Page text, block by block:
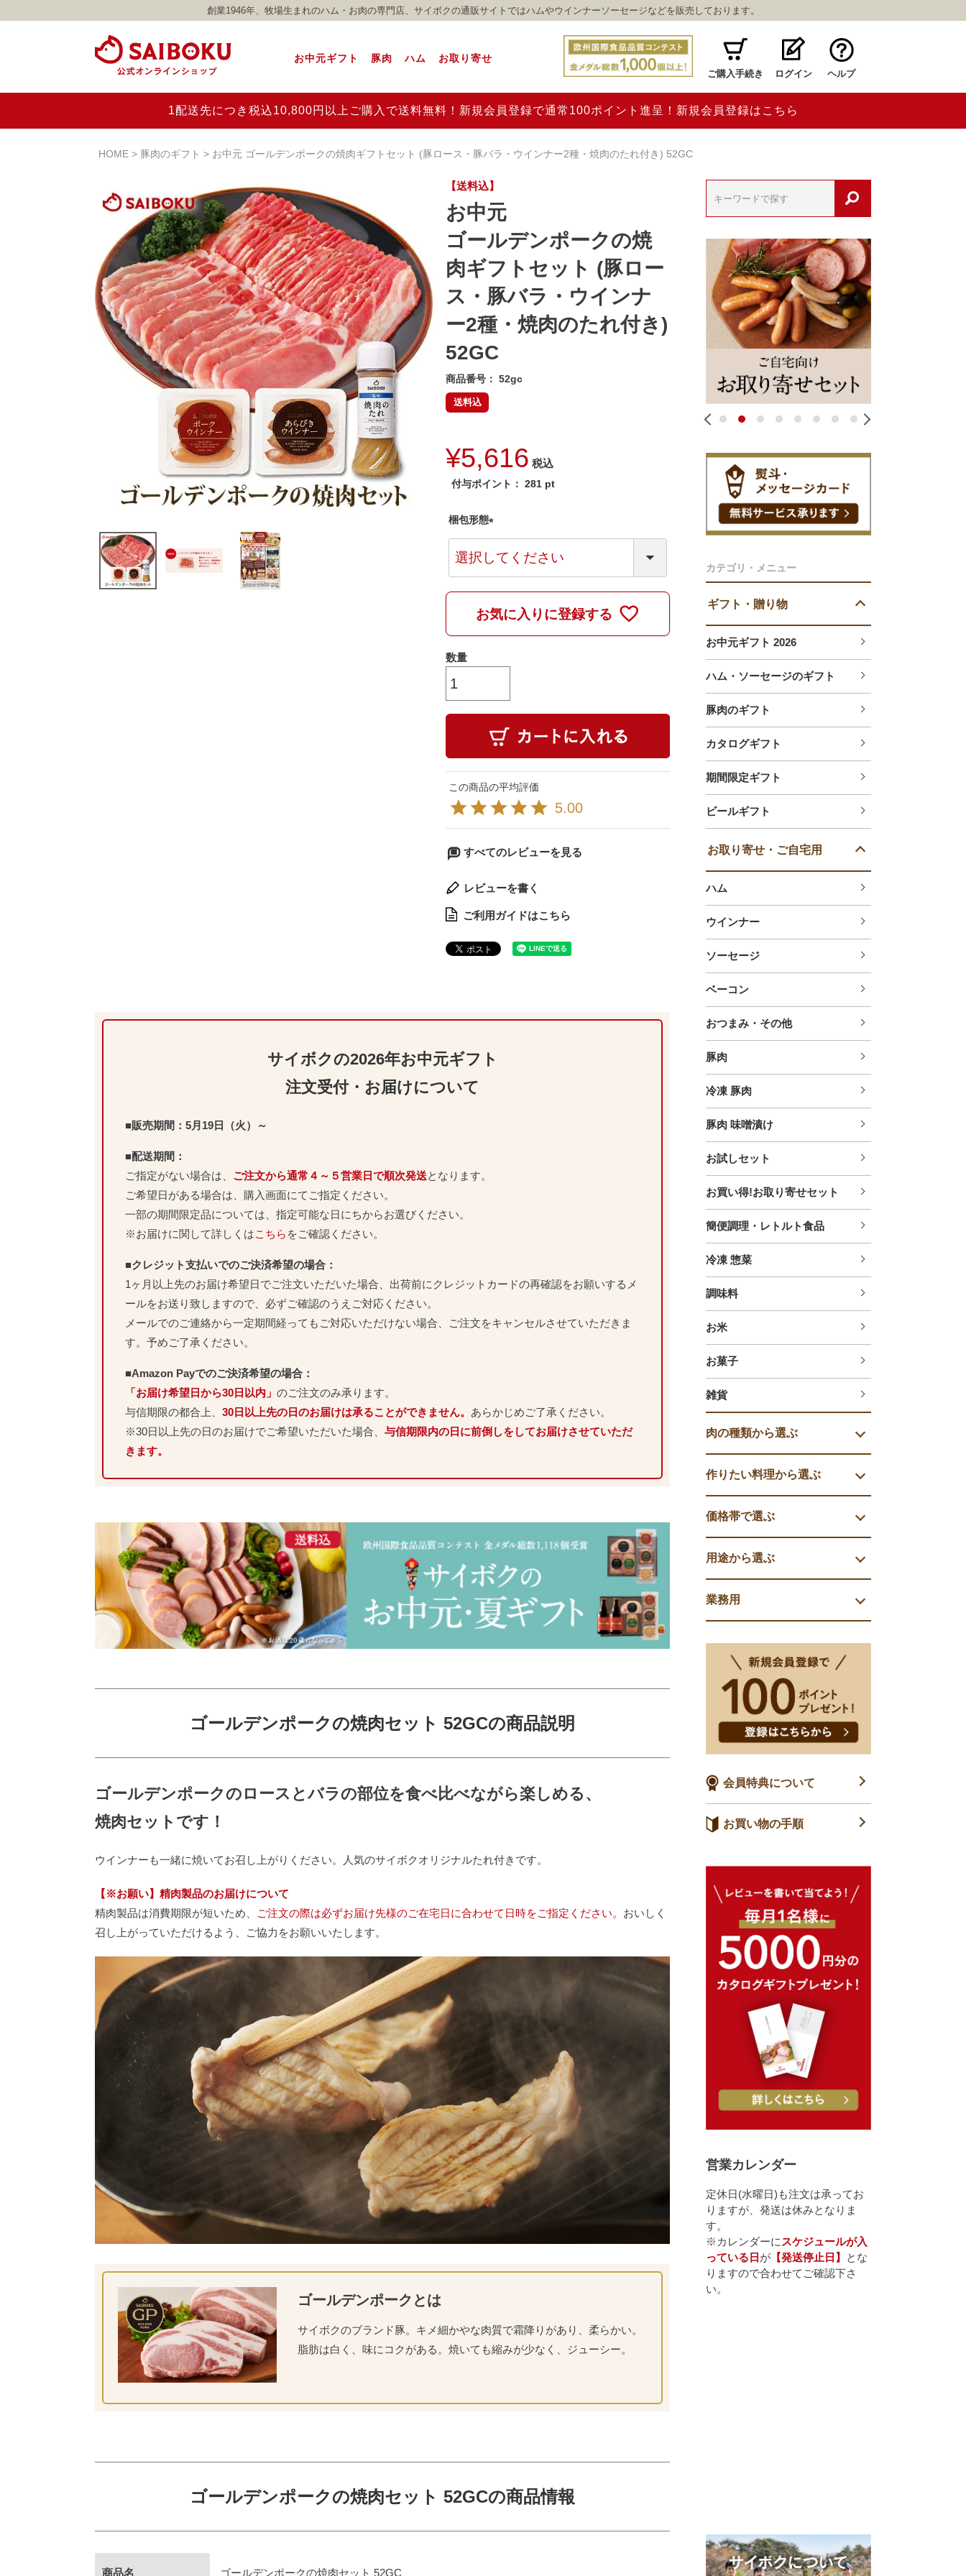
創業1946年、牧場生まれのハム・お肉の専門店、サイボクの通販サイトではハムやウインナーソーセージなどを販売しております。
お中元ギフト 豚肉 ハム お取り寄せ
ご購入手続き ログイン ヘルプ
1配送先につき税込10,800円以上ご購入で送料無料！新規会員登録で通常100ポイント進呈！新規会員登録はこちら
HOME 豚肉のギフト お中元 ゴールデンポークの焼肉ギフトセット (豚ロース・豚バラ・ウインナー2種・焼肉のたれ付き) 52GC
カテゴリ・メニュー
ギフト・贈り物
お中元ギフト 2026
ハム・ソーセージのギフト
豚肉のギフト
カタログギフト
期間限定ギフト
ビールギフト
お取り寄せ・ご自宅用
ハム
ウインナー
ソーセージ
ベーコン
おつまみ・その他
豚肉
冷凍 豚肉
豚肉 味噌漬け
お試しセット
お買い得!お取り寄せセット
簡便調理・レトルト食品
冷凍 惣菜
調味料
お米
お菓子
雑貨
肉の種類から選ぶ
作りたい料理から選ぶ
価格帯で選ぶ
用途から選ぶ
業務用
会員特典について
お買い物の手順
営業カレンダー
定休日(水曜日)も注文は承ってお
りますが、発送は休みとなりま
す。
※カレンダーに スケジュールが入
っている日 が 【発送停止日】
とな
りますので合わせてご確認下さ
い。
【送料込】
お中元
ゴールデンポークの焼
肉ギフトセット (豚ロー
ス・豚バラ・ウインナ
ー2種・焼肉のたれ付き)
52GC
商品番号 52gc
送料込
¥5,616 税込
付与ポイント： 281 pt
梱包形態
(
必
)
お気に入りに登録する
5.00
すべてのレビューを見る
レビューを書く
ご利用ガイドはこちら
サイボクの2026年お中元ギフト
注文受付・お届けについて
■販売期間：5月19日（火）～
■配送期間：
ご指定がない場合は、 ご注文から通常４～５営業日で順次発送となります。
ご希望日がある場合は、購入画面にてご指定ください。
一部の期間限定品については、指定可能な日にちからお選びください。
※お届けに関して詳しくはこちら をご確認ください。
■クレジット支払いでのご決済希望の場合：
1ヶ月以上先のお届け希望日でご注文いただいた場合、出荷前にクレジットカードの再確認をお願いするメ
ールをお送り致しますので、必ずご確認のうえご対応ください。
メールでのご連絡から一定期間経ってもご対応いただけない場合、ご注文をキャンセルさせていただきま
す。予めご了承ください。
■Amazon Payでのご決済希望の場合：
「お届け希望日から30日以内」 のご注文のみ承ります。
与信期限の都合上、 30日以上先の日のお届けは承ることができません。 あらかじめご了承ください。
※30日以上先の日のお届けでご希望いただいた場合、 与信期限内の日に前倒しをしてお届けさせていただ
きます。
ゴールデンポークの焼肉セット 52GCの商品説明
ゴールデンポークのロースとバラの部位を食べ比べながら楽しめる、
焼肉セットです！
ウインナーも一緒に焼いてお召し上がりください。人気のサイボクオリジナルたれ付きです。
【※お願い】精肉製品のお届けについて
精肉製品は消費期限が短いため、
ご注文の際は必ずお届け先様のご在宅日に合わせて日時をご指定ください。 おいしく
召し上がっていただけるよう、ご協力をお願いいたします。
ゴールデンポークとは
サイボクのブランド豚。キメ細かやな肉質で霜降りがあり、柔らかい。
脂肪は白く、味にコクがある。焼いても縮みが少なく、ジューシー。
ゴールデンポークの焼肉セット 52GCの商品情報
商品名 ゴールデンポークの焼肉セット 52GC